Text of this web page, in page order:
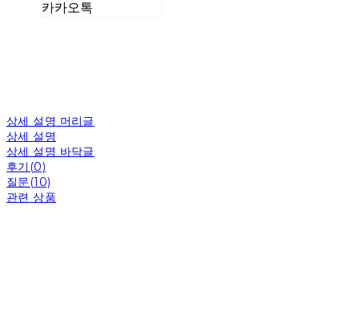
카카오톡
상세 설명 머리글
상세 설명
상세 설명 바닥글
후기(0)
질문(10)
관련 상품